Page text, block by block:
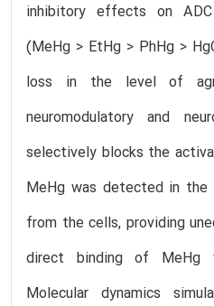
inhibitory effects on
(MeHg > EtHg > PhHg >
loss in the level of
neuromodulatory and
selectively blocks the
MeHg was detected in the
from the cells, providing
direct binding of
Molecular dynamics